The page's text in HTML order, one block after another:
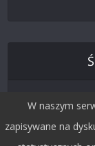
W naszym
zapisywane na